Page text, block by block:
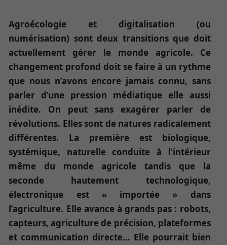
Agroécologie et digitalisation (ou
numérisation) sont deux transitions que doit
actuellement gérer le monde agricole. Ce
changement profond doit se faire à un rythme
que nous n’avons encore jamais connu, sans
parler d’une pression médiatique elle aussi
inédite. On peut sans exagérer parler de
révolutions. Elles sont de natures radicalement
différentes. La première est biologique,
systémique, naturelle conduite à l’intérieur
même du monde agricole tandis que la
seconde hautement technologique,
électronique est « importée » dans
l’agriculture. Elle avance à grands pas : robots,
capteurs, agriculture de précision, plateformes
et communication directe… Elle pourrait bien